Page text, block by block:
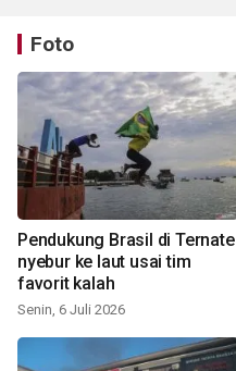
Foto
Pendukung Brasil di Ternate
nyebur ke laut usai tim
favorit kalah
Senin, 6 Juli 2026